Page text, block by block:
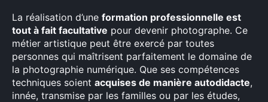
La réalisation d’une formation professionnelle est
tout à fait facultative pour devenir photographe. Ce
métier artistique peut être exercé par toutes
personnes qui maîtrisent parfaitement le domaine de
la photographie numérique. Que ses compétences
techniques soient acquises de manière autodidacte,
innée, transmise par les familles ou par les études,